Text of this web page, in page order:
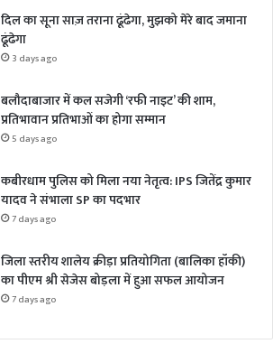
दिल का सूना साज़ तराना ढूंढेगा, मुझको मेरे बाद जमाना
ढूंढेगा
3 days ago
बलौदाबाजार में कल सजेगी ‘रफी नाइट’ की शाम,
प्रतिभावान प्रतिभाओं का होगा सम्मान
5 days ago
कबीरधाम पुलिस को मिला नया नेतृत्व: IPS जितेंद्र कुमार
यादव ने संभाला SP का पदभार
7 days ago
जिला स्तरीय शालेय क्रीड़ा प्रतियोगिता (बालिका हॉकी)
का पीएम श्री सेजेस बोड़ला में हुआ सफल आयोजन
7 days ago